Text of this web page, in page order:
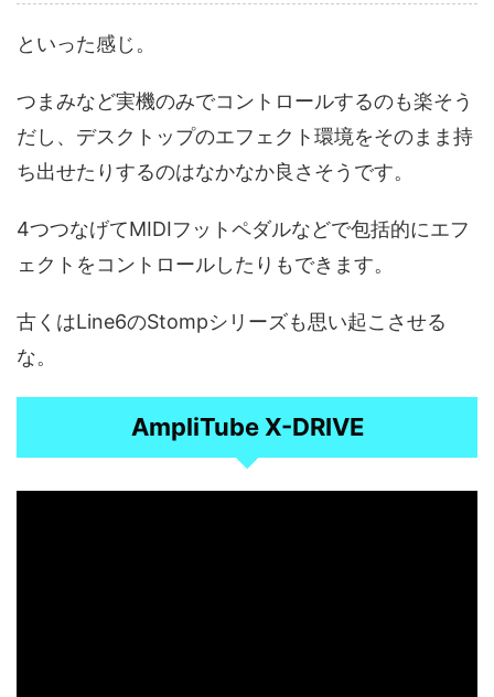
といった感じ。
つまみなど実機のみでコントロールするのも楽そう
だし、デスクトップのエフェクト環境をそのまま持
ち出せたりするのはなかなか良さそうです。
4つつなげてMIDIフットペダルなどで包括的にエフ
ェクトをコントロールしたりもできます。
古くはLine6のStompシリーズも思い起こさせる
な。
AmpliTube X-DRIVE